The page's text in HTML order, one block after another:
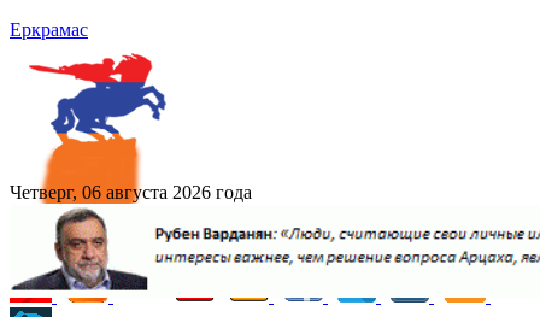
Еркрамас
Четверг, 06 августа 2026 года